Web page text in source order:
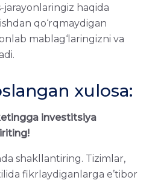
jarayonlaringiz haqida
qo‘rqmaydigan
mablag‘laringizni va
xulosa:
investitsiya
shakllantiring. Tizimlar,
fikrlaydiganlargа e’tibor